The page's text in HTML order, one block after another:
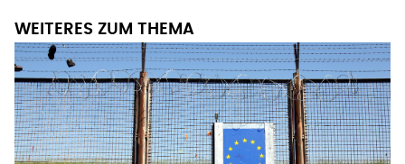
WEITERES ZUM THEMA